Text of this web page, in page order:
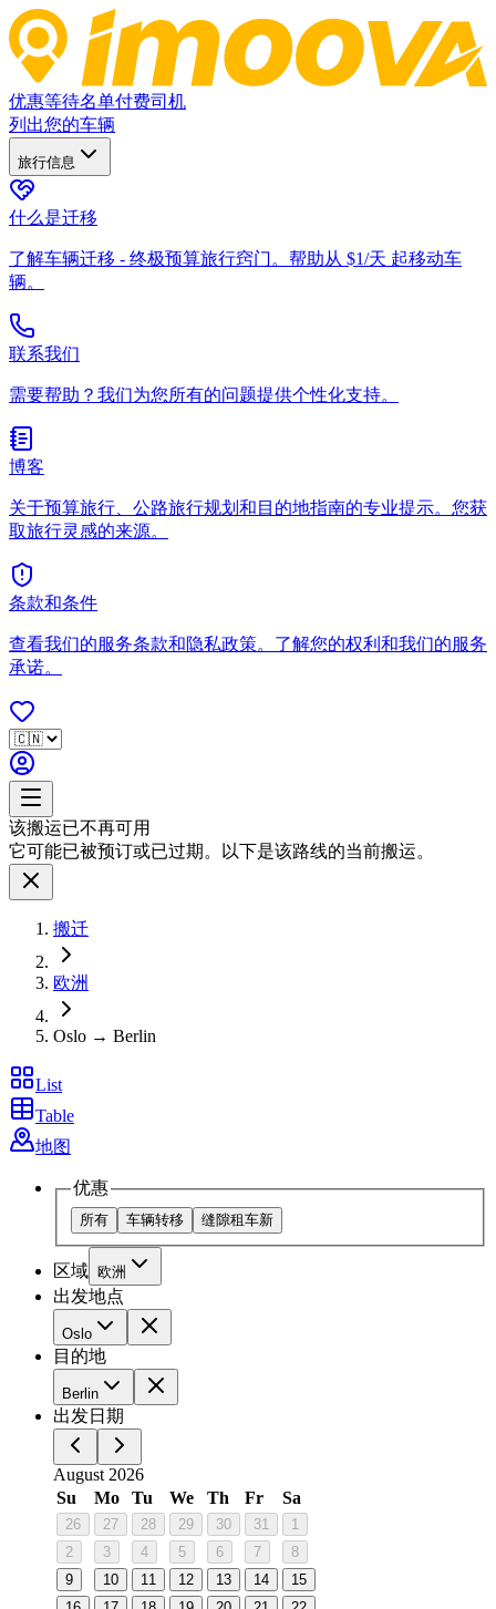
优惠等待名单付费司机
列出您的车辆
旅行信息
什么是迁移
了解车辆迁移 - 终极预算旅行窍门。帮助从 $1/天 起移动车
辆。
联系我们
需要帮助？我们为您所有的问题提供个性化支持。
博客
关于预算旅行、公路旅行规划和目的地指南的专业提示。您获
取旅行灵感的来源。
条款和条件
查看我们的服务条款和隐私政策。了解您的权利和我们的服务
承诺。
该搬运已不再可用
它可能已被预订或已过期。以下是该路线的当前搬运。
搬迁
欧洲
Oslo → Berlin
List
Table
地图
优惠
所有 车辆转移 缝隙租车新
区域 欧洲
出发地点
Oslo
目的地
Berlin
出发日期
August 2026
Su
Mo Tu We Th Fr Sa
26 27 28 29 30 31
1
2
3 4 5 6 7
8
9
10 11 12 13 14
15